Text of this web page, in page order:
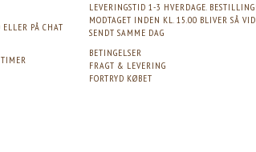
PÅ CHAT
LEVERINGSTID 1-3 HVERDAGE.
MODTAGET INDEN KL. 15.00 BLIVER SÅ
SENDT SAMME DAG
BETINGELSER
FRAGT & LEVERING
FORTRYD KØBET